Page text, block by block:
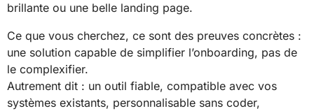
brillante ou une belle landing page.
Ce que vous cherchez, ce sont des preuves concrètes :
une solution capable de simplifier l’onboarding, pas de
le complexifier.
Autrement dit : un outil fiable, compatible avec vos
systèmes existants, personnalisable sans coder,